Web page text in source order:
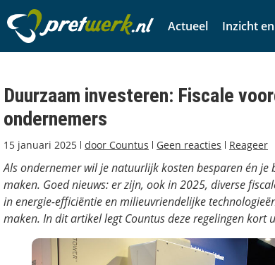
Actueel Inzicht
Duurzaam investeren: Fiscale
ondernemers
15 januari 2025 door Countus Geen reacties Reageer
Als ondernemer wil je natuurlijk kosten besparen én
maken. Goed nieuws: er zijn, ook in 2025, diverse
in energie-efficiëntie en milieuvriendelijke
maken. In dit artikel legt Countus deze regelingen kort